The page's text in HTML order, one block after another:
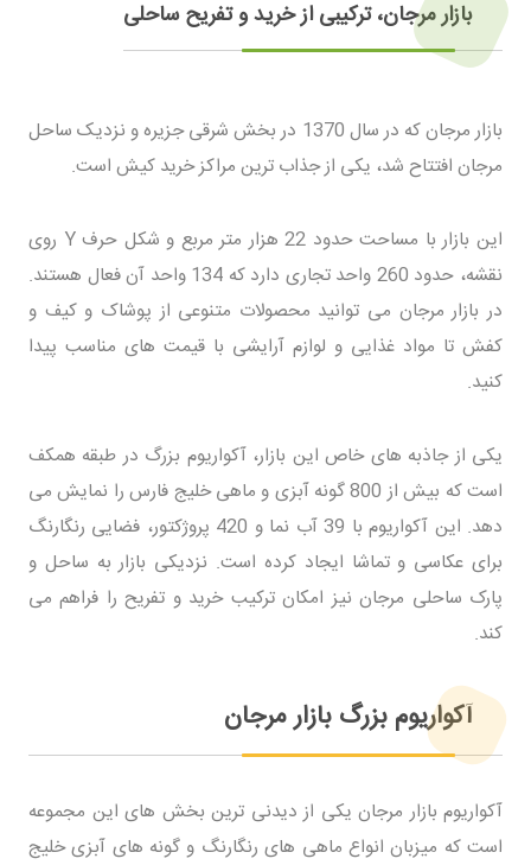
بازار مرجان، ترکیبی از خرید و تفریح ساحلی
بازار مرجان که در سال 1370 در بخش شرقی جزیره و نزدیک ساحل
مرجان افتتاح شد، یکی از جذاب ترین مراکز خرید کیش است.
این بازار با مساحت حدود 22 هزار متر مربع و شکل حرف Y روی
نقشه، حدود 260 واحد تجاری دارد که 134 واحد آن فعال هستند.
در بازار مرجان می توانید محصولات متنوعی از پوشاک و کیف و
کفش تا مواد غذایی و لوازم آرایشی با قیمت های مناسب پیدا
کنید.
یکی از جاذبه های خاص این بازار، آکواریوم بزرگ در طبقه همکف
است که بیش از 800 گونه آبزی و ماهی خلیج فارس را نمایش می
دهد. این آکواریوم با 39 آب نما و 420 پروژکتور، فضایی رنگارنگ
برای عکاسی و تماشا ایجاد کرده است. نزدیکی بازار به ساحل و
پارک ساحلی مرجان نیز امکان ترکیب خرید و تفریح را فراهم می
کند.
آکواریوم بزرگ بازار مرجان
آکواریوم بازار مرجان یکی از دیدنی ترین بخش های این مجموعه
است که میزبان انواع ماهی های رنگارنگ و گونه های آبزی خلیج